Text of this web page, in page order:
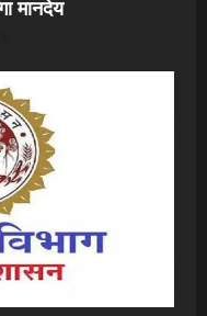
मानदेय